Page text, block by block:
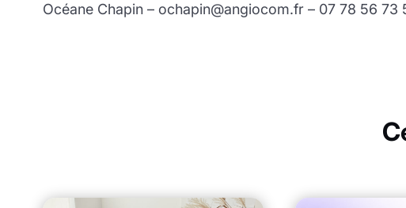
Océane Chapin – ochapin@angiocom.fr – 07 78 56 73